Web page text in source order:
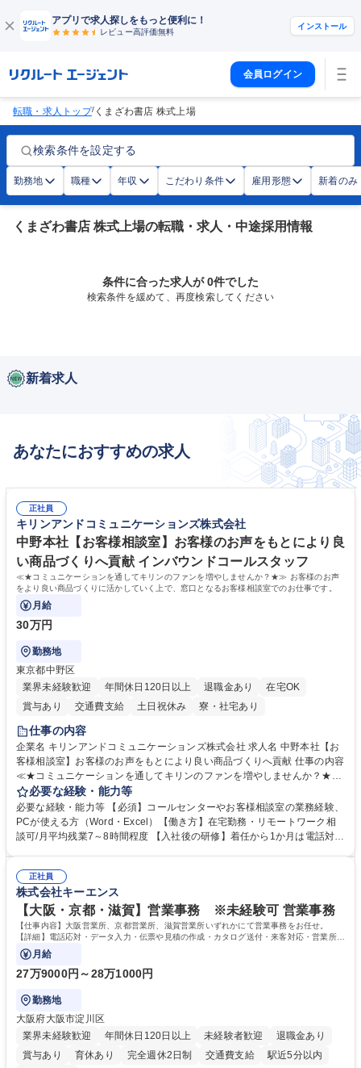
アプリで求人探しをもっと便利に！
レビュー高評価無料
インストール
会員ログイン
転職・求人トップ/ くまざわ書店 株式上場
検索条件を設定する
勤務地 職種 年収 こだわり条件 雇用形態 新着のみ
くまざわ書店 株式上場の転職・求人・中途採用情報
条件に合った求人が 0件でした
検索条件を緩めて、再度検索してください
新着求人
あなたにおすすめの求人
正社員
キリンアンドコミュニケーションズ株式会社
中野本社【お客様相談室】お客様のお声をもとにより良
い商品づくりへ貢献 インバウンドコールスタッフ
≪★コミュニケーションを通してキリンのファンを増やしませんか？★≫ お客様のお声
をより良い商品づくりに活かしていく上で、窓口となるお客様相談室でのお仕事です。
月給
30万円
勤務地
東京都中野区
業界未経験歓迎
年間休日120日以上 退職金あり
在宅OK
賞与あり
交通費支給 土日祝休み 寮・社宅あり
仕事の内容
企業名 キリンアンドコミュニケーションズ株式会社 求人名 中野本社【お
客様相談室】お客様のお声をもとにより良い商品づくりへ貢献 仕事の内容
≪★コミュニケーションを通してキリンのファンを増やしませんか？★≫
お客様のお声をより良い商品づくりに活かしていく上で、窓口となるお客
様相談室でのお仕事です。 日々お客様からいただくキリングループへのご
意見を、企業活動に活かしています。お客様からの声に迅速かつ誠意をも
って対応、情報提供するとともにグループ内活動に反映しています。 【具
平均100件前後■メール・手紙：同上40件前後 募集職種 中野本社【お客様
相談室】お客様のお声をもとにより良い商品づくりへ貢献
必要な経験・能力等
必要な経験・能力等 【必須】コールセンターやお客様相談室の業務経験、
PCが使える方（Word・Excel）【働き方】在宅勤務・リモートワーク相
談可/月平均残業7～8時間程度 【入社後の研修】着任から1か月は電話対応
すのでご安心ください。 【当社について】キリングループの広報機能を担
う会社として、お客様との出会いを大切にし、磨き上げたホスピタリティ
を込めてコミュニケーションをとりながら広報関連業務を行っておりま
す。 学歴・資格 学歴：大学院 大学 高専 短大 専修学校 高校 語学力： 資
格：
正社員
株式会社キーエンス
【大阪・京都・滋賀】営業事務 ※未経験可 営業事務
【仕事内容】大阪営業所、京都営業所、滋賀営業所いずれかにて営業事務をお任せ。
【詳細】電話応対・データ入力・伝票や見積の作成・カタログ送付・来客対応・営業所内
で発生する事務業務や業務改善をお任せ。
月給
27万9000円～28万1000円
勤務地
大阪府大阪市淀川区
業界未経験歓迎
年間休日120日以上 未経験者歓迎
退職金あり
賞与あり
育休あり 完全週休2日制 交通費支給
駅近5分以内